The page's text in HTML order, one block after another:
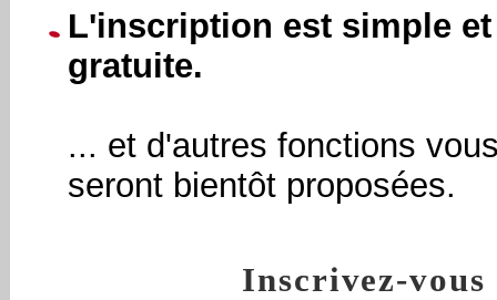
L'inscription est simple et
gratuite.
... et d'autres fonctions
seront bientôt proposées.
Inscrivez-vous